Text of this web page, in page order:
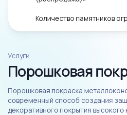
Количество памятников
Услуги
Порошковая
Порошковая покраска
современный способ создания
декоративного покрытия высокого